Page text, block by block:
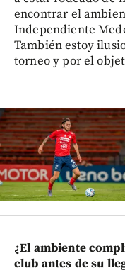
encontrar el
Independiente
También estoy
torneo y por el
¿El ambiente
club antes de su